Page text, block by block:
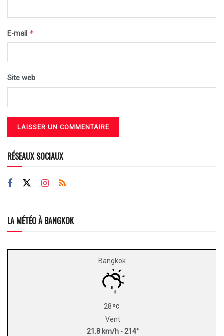
E-mail *
Site web
RÉSEAUX SOCIAUX
LA MÉTÉO À BANGKOK
Bangkok
28
Vent
21.8 km/h - 214°